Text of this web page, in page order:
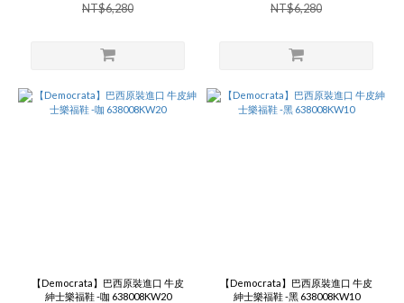
NT$6,280
NT$6,280
【Democrata】巴西原裝進口 牛皮
紳士樂福鞋 -咖 638008KW20
【Democrata】巴西原裝進口 牛皮
紳士樂福鞋 -黑 638008KW10